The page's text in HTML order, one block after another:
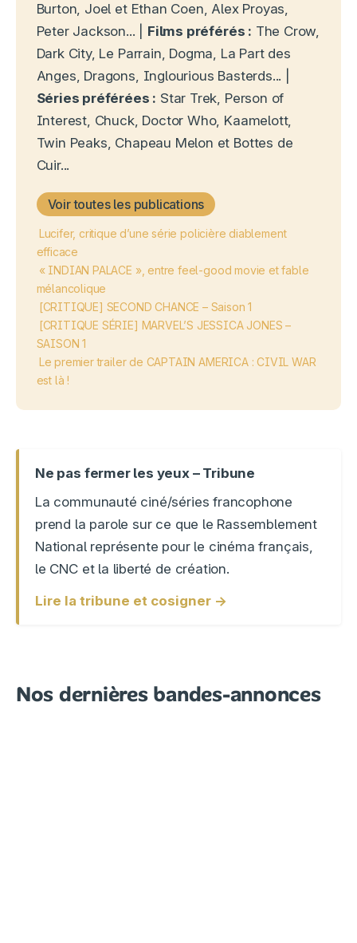
Burton, Joel et Ethan Coen, Alex Proyas,
Peter Jackson... | Films préférés : The Crow,
Dark City, Le Parrain, Dogma, La Part des
Anges, Dragons, Inglourious Basterds... |
Séries préférées : Star Trek, Person of
Interest, Chuck, Doctor Who, Kaamelott,
Twin Peaks, Chapeau Melon et Bottes de
Cuir...
Voir toutes les publications
Lucifer, critique d’une série policière diablement
efficace
« INDIAN PALACE », entre feel-good movie et fable
mélancolique
[CRITIQUE] SECOND CHANCE – Saison 1
[CRITIQUE SÉRIE] MARVEL’S JESSICA JONES –
SAISON 1
Le premier trailer de CAPTAIN AMERICA : CIVIL WAR
est là !
Ne pas fermer les yeux – Tribune
La communauté ciné/séries francophone
prend la parole sur ce que le Rassemblement
National représente pour le cinéma français,
le CNC et la liberté de création.
Lire la tribune et cosigner →
Nos dernières bandes-annonces